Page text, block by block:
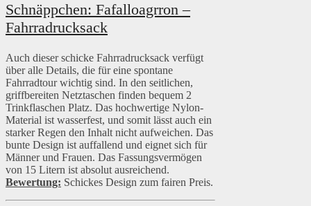
Schnäppchen: Fafalloagrron –
Fahrradrucksack
Auch dieser schicke Fahrradrucksack verfügt
über alle Details, die für eine spontane
Fahrradtour wichtig sind. In den seitlichen,
griffbereiten Netztaschen finden bequem 2
Trinkflaschen Platz. Das hochwertige Nylon-
Material ist wasserfest, und somit lässt auch ein
starker Regen den Inhalt nicht aufweichen. Das
bunte Design ist auffallend und eignet sich für
Männer und Frauen. Das Fassungsvermögen
von 15 Litern ist absolut ausreichend.
Bewertung: Schickes Design zum fairen Preis.